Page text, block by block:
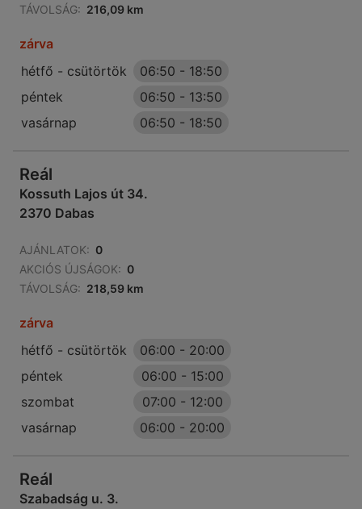
TÁVOLSÁG: 216,09 km
zárva
hétfő - csütörtök
06:50 - 18:50
péntek
06:50 - 13:50
vasárnap
06:50 - 18:50
Reál
Kossuth Lajos út 34.
2370 Dabas
AJÁNLATOK: 0
AKCIÓS ÚJSÁGOK: 0
TÁVOLSÁG: 218,59 km
zárva
hétfő - csütörtök
06:00 - 20:00
péntek
06:00 - 15:00
szombat
07:00 - 12:00
vasárnap
06:00 - 20:00
Reál
Szabadság u. 3.